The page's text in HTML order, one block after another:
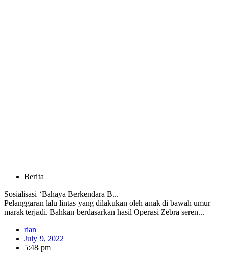
Berita
Sosialisasi ‘Bahaya Berkendara B...
Pelanggaran lalu lintas yang dilakukan oleh anak di bawah umur
marak terjadi. Bahkan berdasarkan hasil Operasi Zebra seren...
rian
July 9, 2022
5:48 pm